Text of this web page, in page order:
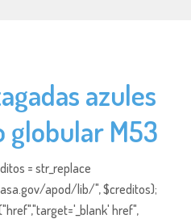
azules
globular M53
= str_replace
apod/lib/", $creditos);
href",